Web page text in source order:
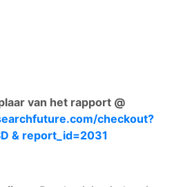
van het rapport @
checkout?
& report_id=2031